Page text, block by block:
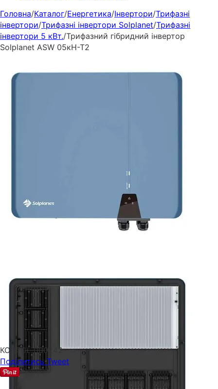
Головна/Каталог/Енергетика/Інвертори/Трифазні
інвертори/Трифазні інвертори Solplanet/Трифазні
інвертори 5 кВт./Трифазний гібридний інвертор
Solplanet ASW 05кН-Т2
КОД: CL-000242
Поділитись Tweet